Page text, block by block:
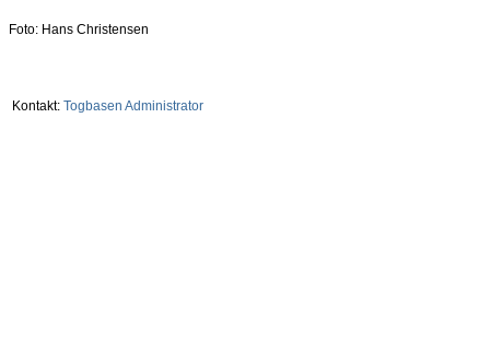
Foto: Hans Christensen
Kontakt: Togbasen Administrator